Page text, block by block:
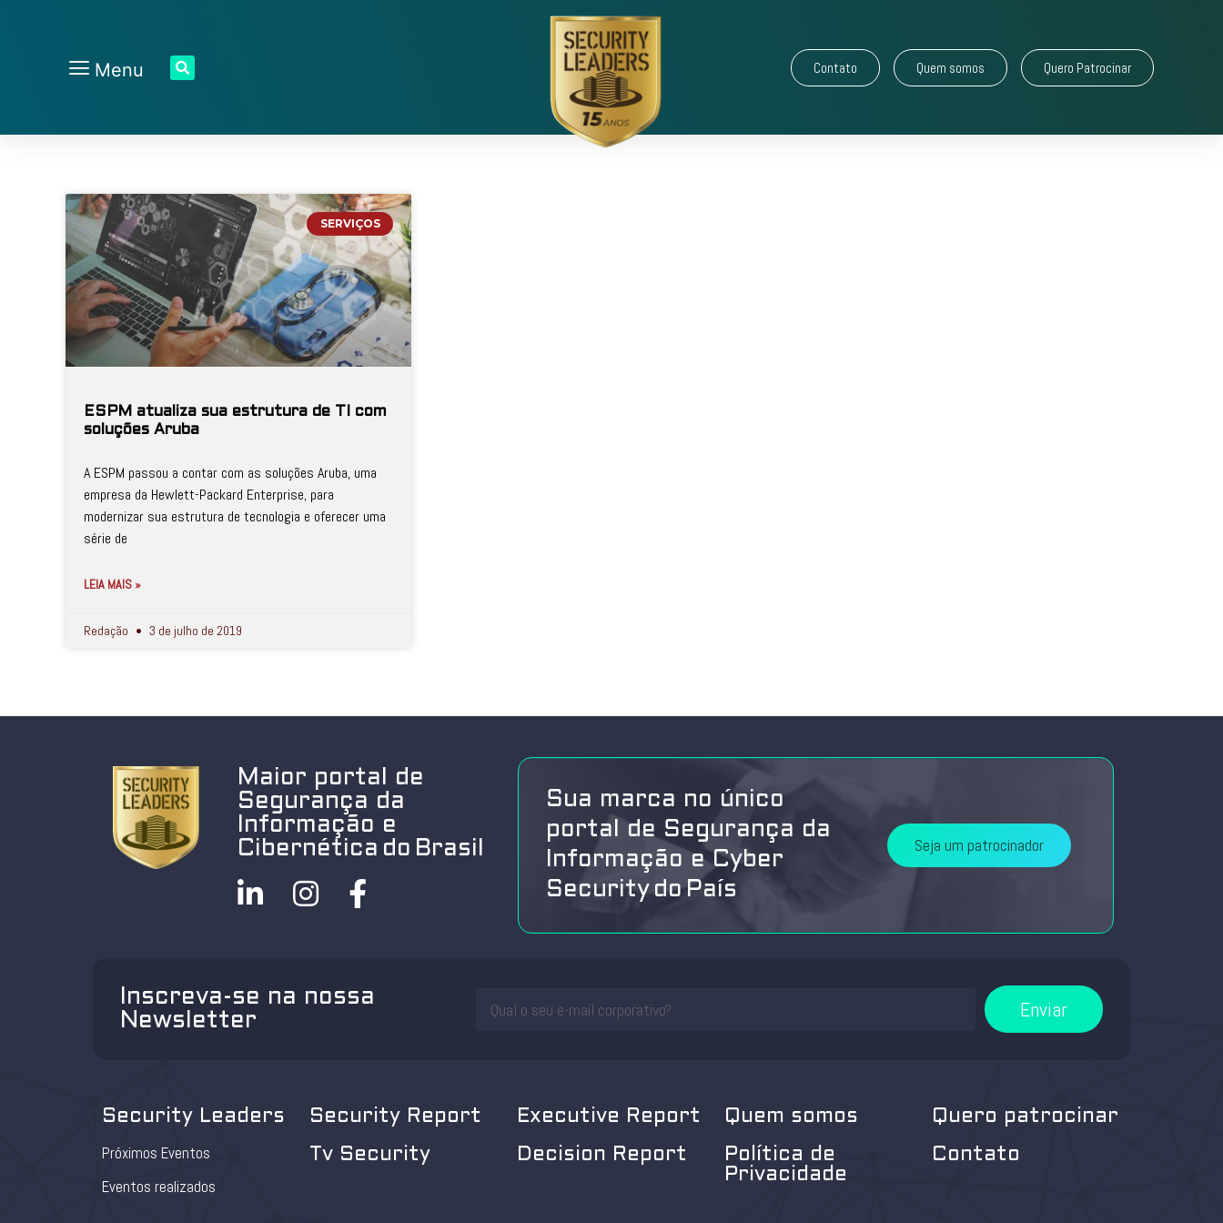
Menu Contato Quem somos Quero Patrocinar
SERVIÇOS
ESPM atualiza sua estrutura de TI com
soluções Aruba
A ESPM passou a contar com as soluções Aruba, uma
empresa da Hewlett-Packard Enterprise, para
modernizar sua estrutura de tecnologia e oferecer uma
série de
LEIA MAIS »
Redação 3 de julho de 2019
Maior portal de
Segurança da
Informação e
Cibernética do Brasil
Sua marca no único
portal de Segurança da
Informação e Cyber
Security do País
Seja um patrocinador
Inscreva-se na nossa
Newsletter
Enviar
Security Leaders
Próximos Eventos
Eventos realizados
Security Report
Tv Security
Executive Report
Decision Report
Quem somos
Política de
Privacidade
Quero patrocinar
Contato